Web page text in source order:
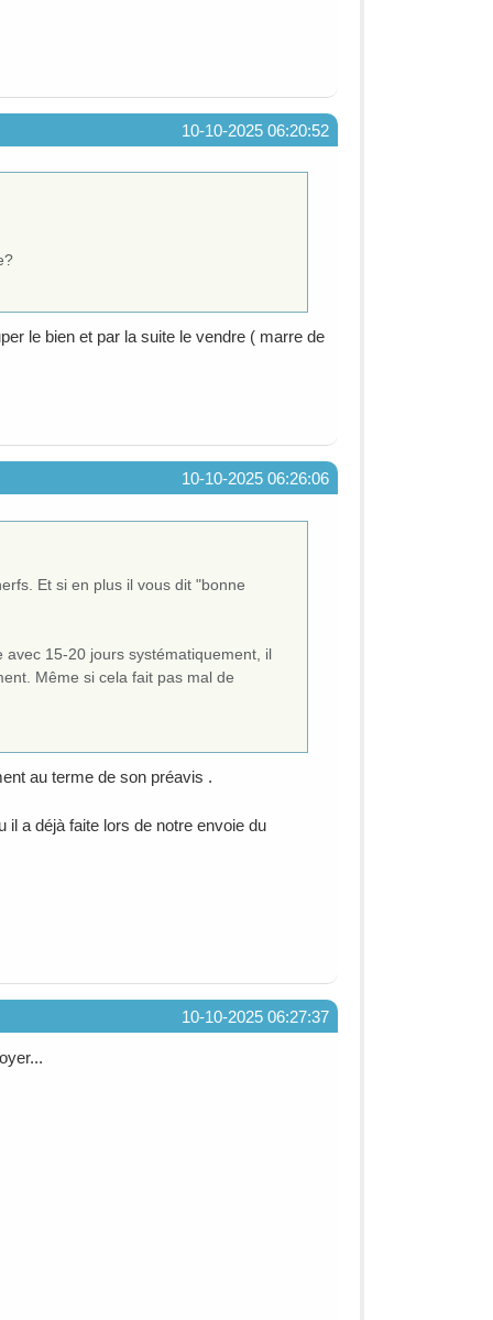
10-10-2025 06:20:52
le bien et par la suite le vendre ( marre de
10-10-2025 06:26:06
Et si en plus il vous dit "bonne
15-20 jours systématiquement, il
Même si cela fait pas mal de
au terme de son préavis .
a déjà faite lors de notre envoie du
10-10-2025 06:27:37